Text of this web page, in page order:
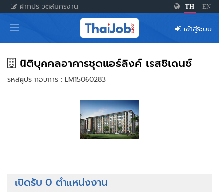
ฝากประวัติสมัครงาน TH EN
หน้าหลัก
ผู้สมัครงาน: เข้าสู่ระบบ
ฝากประวัติสมัครงาน
เกร็ดความรู้
สำหรับผู้ประกอบการ
เข้าสู่ระบบ
นิติบุคคลอาคารชุดแอร์ลิงค์ เรสซิเดนซ์
รหัสผู้ประกอบการ : EM15060283
เปิดรับ 0 ตำแหน่งงาน